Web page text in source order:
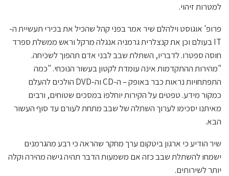
למטרות זיהוי.
פרופ' אוגוסט וילהלם שיר אמר בפני קהל שהכיל את בכירי תעשיית ה-
IT בעולם וכן את קנצלרית גרמניה אנגלה מרקל וראש ממשלת ספרד
חוסה ספטרו. לדבריו, השתלת שבב לבני אדם תהפוך לשכיחה.
"מהירות ההתקדמות אינה עומדת לקטון בעשור הנוכחי. "כמה
התפתחויות נראות כבר באופק – ה-CD וה-DVD הולכים להעלם
כמקור מידע. טפטים על הקירות יוחלפו במסכים שטוחים, ורבים
מאיתנו יסכימו לערוך השתלה של שבב מתחת לעורם עד סוף העשור
הבא.
שיר הודיע כי ארגון ביטקום ערך מחקר שהראה כי רבע מהגרמנים
ישמחו להשתלת שבב כזה אם משמעות הדבר תהיה גישה מהירה וקלה
יותר לשירותים.